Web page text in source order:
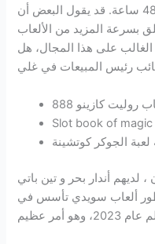
البحر، يستغرق السحب ما يصل إلى 48 ساعة. قد يقول البعض أن
بسرعة المزيد من الألعاب
على هذا المجال، هل
روليت كازينو 888
Slot book of
الجوكر كوتشينة
لديهم أندار بحر و تين باتي
ألعاب سويدي تأسس في